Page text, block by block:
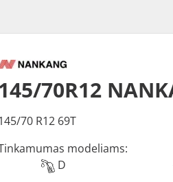
145/70R12
70 R12 69T
modeliams:
D